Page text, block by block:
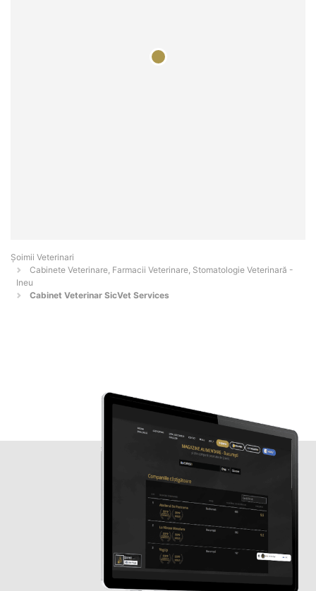
Șoimii Veterinari
Cabinete Veterinare, Farmacii Veterinare, Stomatologie Veterinară -
Ineu
Cabinet Veterinar SicVet Services